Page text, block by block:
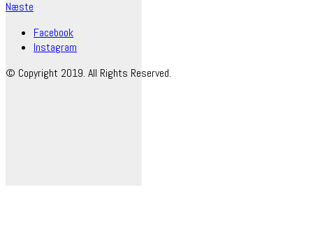
Næste
Facebook
Instagram
© Copyright 2019. All Rights Reserved.